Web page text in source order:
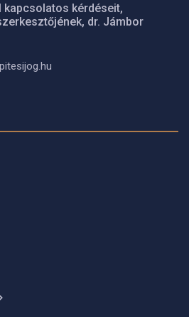
kérdéseit,
dr. Jámbor